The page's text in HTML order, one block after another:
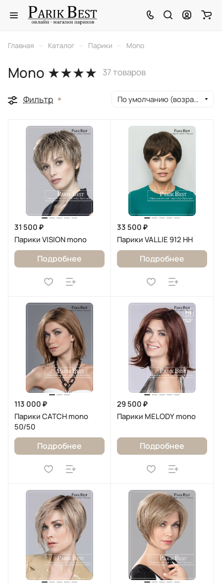
Главная – Каталог – Парики – Mono
Mono ★★★★ 37 товаров
Фильтр По умолчанию (возрастание)
31 500 ₽
Парики VISION mono
Подробнее
33 500 ₽
Парики VALLIE 912 HH
Подробнее
113 000 ₽
Парики CATCH mono
50/50
Подробнее
29 500 ₽
Парики MELODY mono
Подробнее